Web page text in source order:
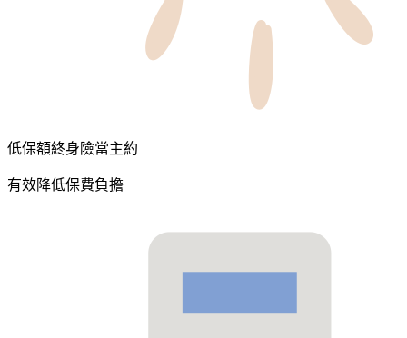
低保額終身險當主約
有效降低保費負擔